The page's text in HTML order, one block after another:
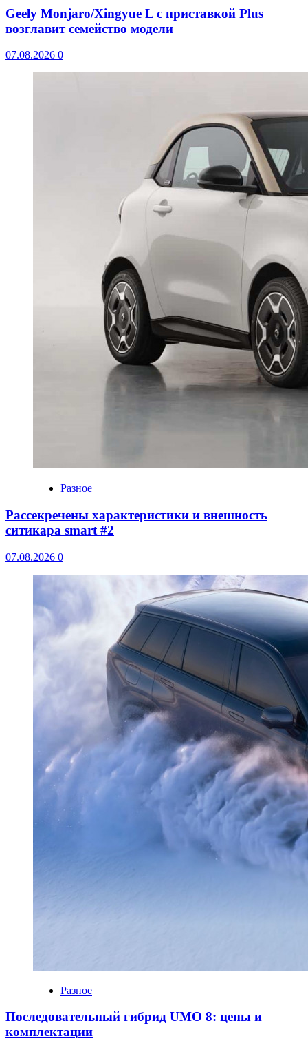
Geely Monjaro/Xingyue L с приставкой Plus
возглавит семейство модели
07.08.2026 0
Разное
Рассекречены характеристики и внешность
ситикара smart #2
07.08.2026 0
Разное
Последовательный гибрид UMO 8: цены и
комплектации